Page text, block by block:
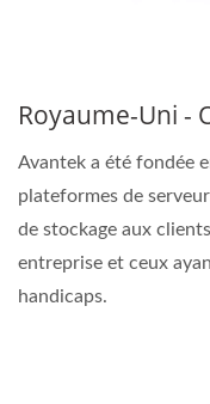
Royaume-Uni -
Avantek a été fondée
plateformes de
de stockage aux
entreprise et ceux
handicaps.